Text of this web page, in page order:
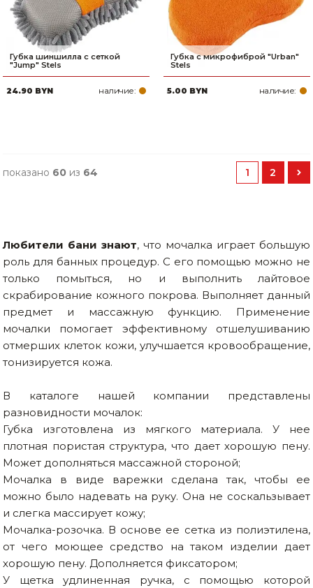
Губка шиншилла с сеткой
"Jump" Stels
24.90 BYN наличие:
Губка с микрофиброй "Urban"
Stels
5.00 BYN наличие:
показано 60 из 64 1 2
Любители бани знают, что мочалка играет большую
роль для банных процедур. С его помощью можно не
только помыться, но и выполнить лайтовое
скрабирование кожного покрова. Выполняет данный
предмет и массажную функцию. Применение
мочалки помогает эффективному отшелушиванию
отмерших клеток кожи, улучшается кровообращение,
тонизируется кожа.
В каталоге нашей компании представлены
разновидности мочалок:
Губка изготовлена из мягкого материала. У нее
плотная пористая структура, что дает хорошую пену.
Может дополняться массажной стороной;
Мочалка в виде варежки сделана так, чтобы ее
можно было надевать на руку. Она не соскальзывает
и слегка массирует кожу;
Мочалка-розочка. В основе ее сетка из полиэтилена,
от чего моющее средство на таком изделии дает
хорошую пену. Дополняется фиксатором;
У щетка удлиненная ручка, с помощью которой